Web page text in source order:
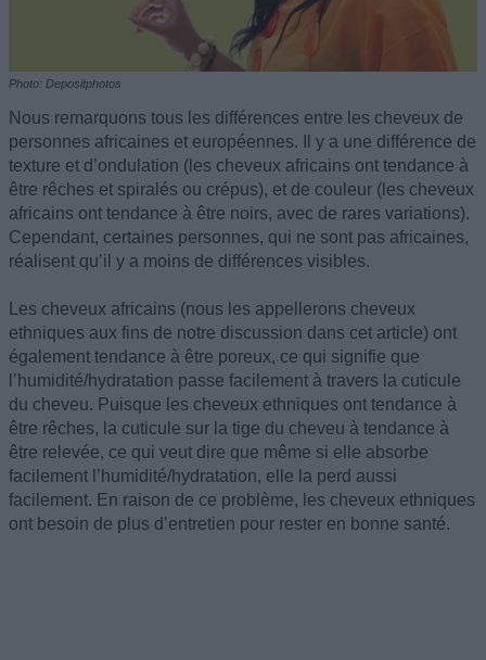
Photo: Depositphotos
Nous remarquons tous les différences entre les cheveux de
personnes africaines et européennes. Il y a une différence de
texture et d’ondulation (les cheveux africains ont tendance à
être rêches et spiralés ou crépus), et de couleur (les cheveux
africains ont tendance à être noirs, avec de rares variations).
Cependant, certaines personnes, qui ne sont pas africaines,
réalisent qu’il y a moins de différences visibles.
Les cheveux africains (nous les appellerons cheveux
ethniques aux fins de notre discussion dans cet article) ont
également tendance à être poreux, ce qui signifie que
l’humidité/hydratation passe facilement à travers la cuticule
du cheveu. Puisque les cheveux ethniques ont tendance à
être rêches, la cuticule sur la tige du cheveu à tendance à
être relevée, ce qui veut dire que même si elle absorbe
facilement l’humidité/hydratation, elle la perd aussi
facilement. En raison de ce problème, les cheveux ethniques
ont besoin de plus d’entretien pour rester en bonne santé.